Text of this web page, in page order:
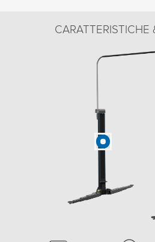
CARATTERISTICHE